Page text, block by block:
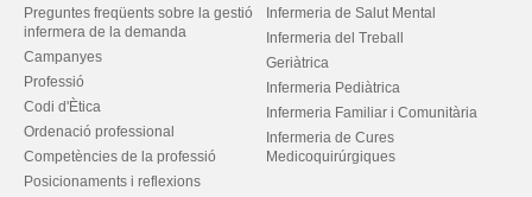
Preguntes freqüents sobre la gestió
infermera de la demanda
Campanyes
Professió
Codi d'Ètica
Ordenació professional
Competències de la professió
Posicionaments i reflexions
Infermeria de Salut Mental
Infermeria del Treball
Geriàtrica
Infermeria Pediàtrica
Infermeria Familiar i Comunitària
Infermeria de Cures
Medicoquirúrgiques